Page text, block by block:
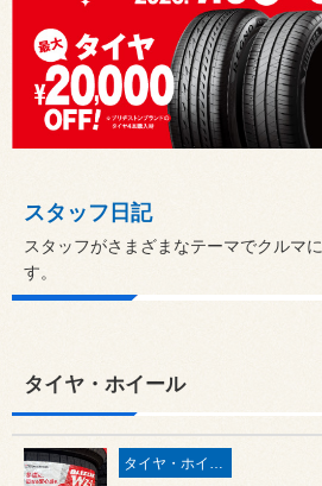
スタッフ日記
スタッフがさまざまなテーマでクルマ
す。
タイヤ・ホイール
タイヤ・ホイール